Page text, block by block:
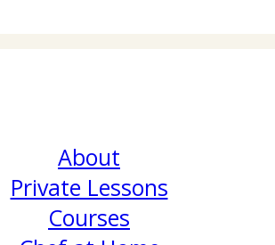
About
Private Lessons
Courses